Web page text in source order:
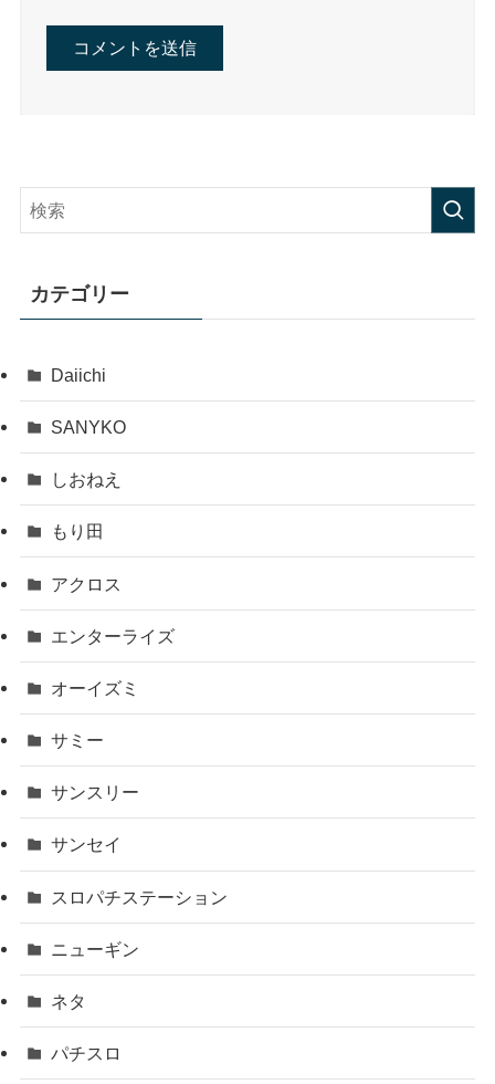
カテゴリー
Daiichi
SANYKO
しおねえ
もり田
アクロス
エンターライズ
オーイズミ
サミー
サンスリー
サンセイ
スロパチステーション
ニューギン
ネタ
パチスロ